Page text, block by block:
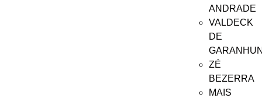
ANDRADE
VALDECK
DE
ZÉ
BEZERRA
MAIS